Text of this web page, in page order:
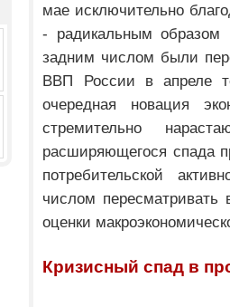
мае исключительно
- радикальным
задним числом были
ВВП России в апреле
очередная новация
стремительно
расширяющегося спада
потребительской
числом
оценки
Кризисный спад в